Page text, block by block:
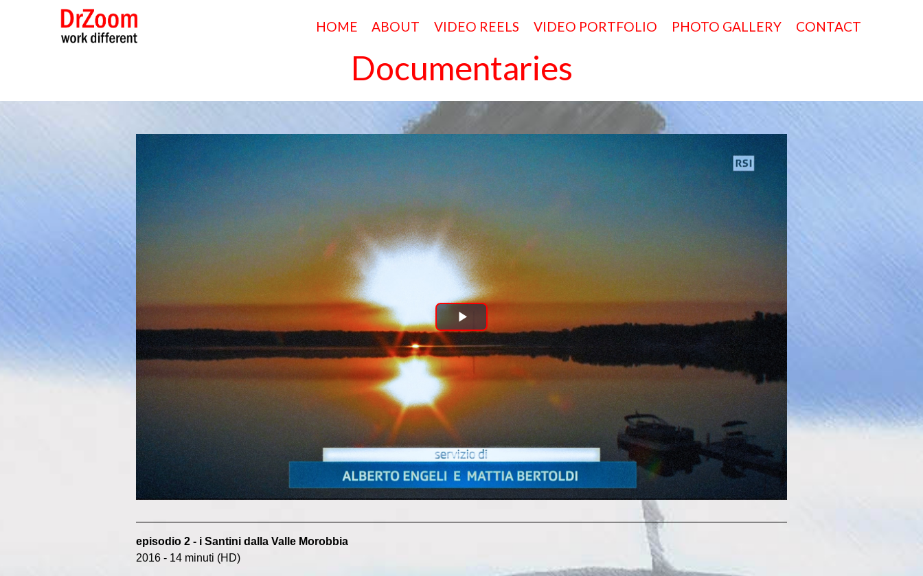
HOME ABOUT VIDEO REELS VIDEO PORTFOLIO PHOTO GALLERY CONTACT
Documentaries
Play
Video
episodio 2 - i Santini dalla Valle Morobbia
2016 - 14 minuti (HD)